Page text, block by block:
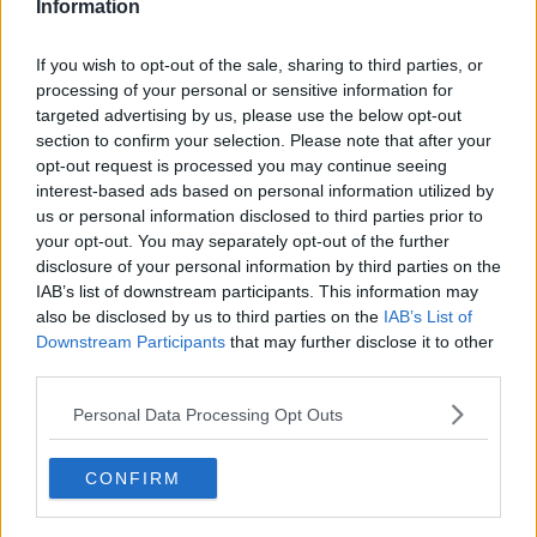
Information
If you wish to opt-out of the sale, sharing to third parties, or
processing of your personal or sensitive information for
targeted advertising by us, please use the below opt-out
section to confirm your selection. Please note that after your
opt-out request is processed you may continue seeing
interest-based ads based on personal information utilized by
us or personal information disclosed to third parties prior to
your opt-out. You may separately opt-out of the further
disclosure of your personal information by third parties on the
IAB’s list of downstream participants. This information may
also be disclosed by us to third parties on the IAB’s List of
Downstream Participants that may further disclose it to other
Personal Data Processing Opt Outs
CONFIRM
dirigenti della società valuteranno chi sarà il profilo ideale per
per sei anni. Al futuro presidente sarà garantito un rimborso spese
da definiree la disponibilità di unbudget dedicato allo sviluppo
dei progetti contenuti nel programma della società.
"In un Paese in cui molte società sportive continuano a dipendere
dall'impegno e dalle risorse di pochi, Peccioli prova a immaginare
una strada diversa
- hanno spiegato dal Comune - costruire
organizzazioni più solide, più stabili e meno legate alle singole
persone. Dopo aver investito nelle strutture, il Comune sceglie di
investire nelcapitale umano chiamato a valorizzarle".
juniores e prima squadra. Atleti che sfruttano l'impianto delpolo
sportivo "Alfredo Pagni", su cui l'amministrazione comunale ha
investito per dotarlo del nuovo campo in sintetico, degli impianti
dedicati al tennis e della nuova piscina e i servizi collegati